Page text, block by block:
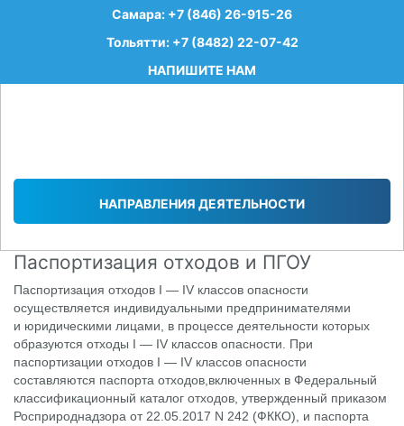
Самара: +7 (846) 26-915-26
Тольятти: +7 (8482) 22-07-42
НАПИШИТЕ НАМ
НАПРАВЛЕНИЯ ДЕЯТЕЛЬНОСТИ
Паспортизация отходов и ПГОУ
Паспортизация отходов I — IV классов опасности
осуществляется индивидуальными предпринимателями
и юридическими лицами, в процессе деятельности которых
образуются отходы I — IV классов опасности. При
паспортизации отходов I — IV классов опасности
составляются паспорта отходов,включенных в Федеральный
классификационный каталог отходов, утвержденный приказом
Росприроднадзора от 22.05.2017 N 242 (ФККО), и паспорта